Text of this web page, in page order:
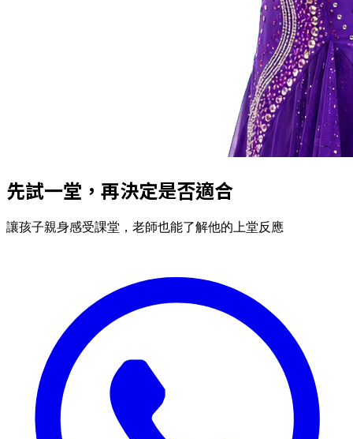
先試一堂，再決定是否適合
讓孩子親身感受課堂，老師也能了解他的上堂反應